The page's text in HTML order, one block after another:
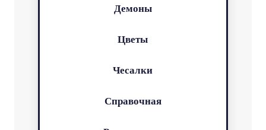
Демоны
Цветы
Чесалки
Справочная